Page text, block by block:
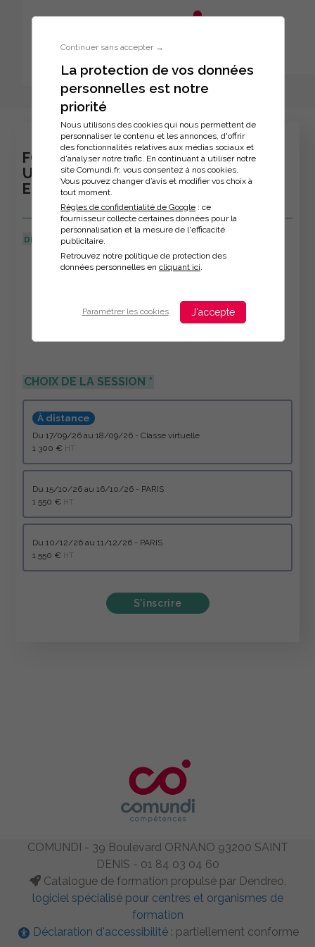
Continuer sans accepter →
La protection de vos données
personnelles est notre
priorité
Nous utilisons des cookies qui nous permettent de
personnaliser le contenu et les annonces, d'offrir
des fonctionnalités relatives aux médias sociaux et
d'analyser notre trafic. En continuant à utiliser notre
site Comundi.fr, vous consentez à nos cookies.
Vous pouvez changer d’avis et modifier vos choix à
tout moment.
Règles de confidentialité de Google : ce
fournisseur collecte certaines données pour la
personnalisation et la mesure de l'efficacité
publicitaire.
Retrouvez notre politique de protection des
données personnelles en cliquant ici
Paramétrer les cookies J'accepte
Inscription à la formation
FORMATION : CONCEVOIR ET ANIMER
UNE PRESENTATION POWERPOINT
EFFICACE
DERNIÈRE MISE À JOUR :
Veuillez décrire votre situation
CHOIX DE LA SESSION
À distance
du 17/09/26 au 18/09/26 - Classe virtuelle
1 300 € HT
du 15/10/26 au 16/10/26 - PARIS
1 550 € HT
du 10/12/26 au 11/12/26 - PARIS
1 550 € HT
S'inscrire
COMUNDI - 39 Boulevard ORNANO 93200 SAINT
DENIS - 01 84 03 04 60
Catalogue de formation propulsé par Dendreo,
logiciel spécialisé pour centres et organismes de
formation
Déclaration d'accessibilité : partiellement conforme